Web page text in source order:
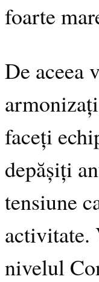
foarte
De aceea
faceți
depășiți
tensiune
activitate.
nivelul